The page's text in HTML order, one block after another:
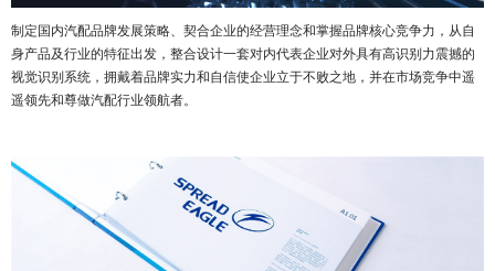
制定国内汽配品牌发展策略、契合企业的经营理念和掌握品牌核心竞争力，从自
身产品及行业的特征出发，整合设计一套对内代表企业对外具有高识别力震撼的
视觉识别系统，拥戴着品牌实力和自信使企业立于不败之地，并在市场竞争中遥
遥领先和尊做汽配行业领航者。